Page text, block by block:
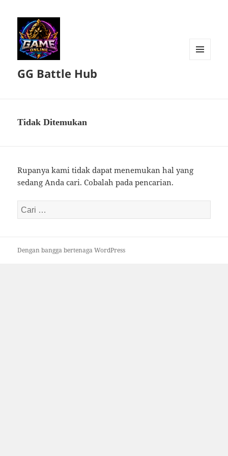
GG Battle Hub
Tidak Ditemukan
Rupanya kami tidak dapat menemukan hal yang
sedang Anda cari. Cobalah pada pencarian.
Cari
untuk:
Dengan bangga bertenaga WordPress